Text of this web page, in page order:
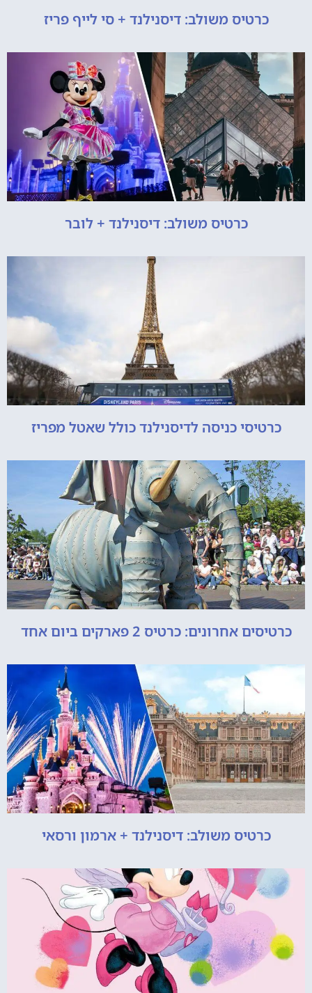
כרטיס משולב: דיסנילנד + סי לייף פריז
כרטיס משולב: דיסנילנד + לובר
כרטיסי כניסה לדיסנילנד כולל שאטל מפריז
כרטיסים אחרונים: כרטיס 2 פארקים ביום אחד
כרטיס משולב: דיסנילנד + ארמון ורסאי